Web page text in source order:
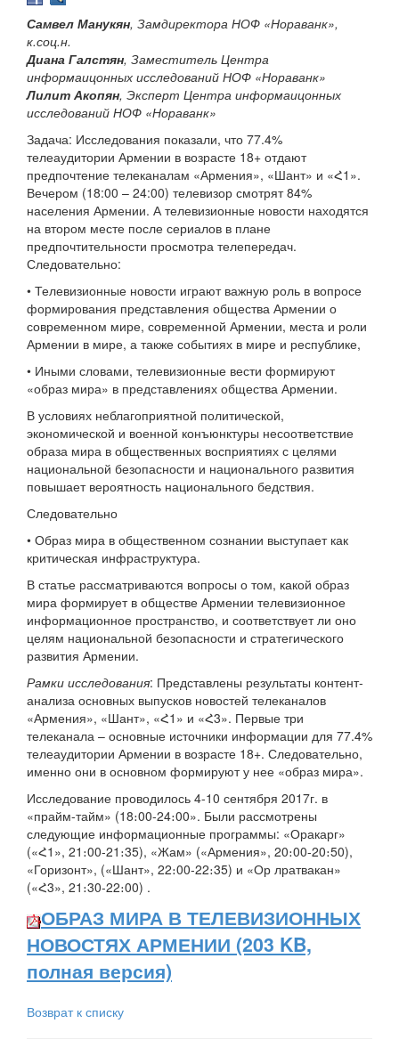
Самвел Манукян, Замдиректора НОФ «Нораванк»,
к.соц.н.
Диана Галстян, Заместитель Центра
информаицонных исследований НОФ «Нораванк»
Лилит Акопян, Эксперт Центра информаицонных
исследований НОФ «Нораванк»
Задача: Исследования показали, что 77.4%
телеаудитории Армении в возрасте 18+ отдают
предпочтение телеканалам «Армения», «Шант» и «Հ1».
Вечером (18:00 – 24:00) телевизор смотрят 84%
населения Армении. А телевизионные новости находятся
на втором месте после сериалов в плане
предпочтительности просмотра телепередач.
Следовательно:
• Телевизионные новости играют важную роль в вопросе
формирования представления общества Армении о
современном мире, современной Армении, места и роли
Армении в мире, а также событиях в мире и республике,
• Иными словами, телевизионные вести формируют
«образ мира» в представлениях общества Армении.
В условиях неблагоприятной политической,
экономической и военной конъюнктуры несоответствие
образа мира в общественных восприятиях с целями
национальной безопасности и национального развития
повышает вероятность национального бедствия.
Следовательно
• Образ мира в общественном сознании выступает как
критическая инфраструктура.
В статье рассматриваются вопросы о том, какой образ
мира формирует в обществе Армении телевизионное
информационное пространство, и соответствует ли оно
целям национальной безопасности и стратегического
развития Армении.
Рамки исследования: Представлены результаты контент-
анализа основных выпусков новостей телеканалов
«Армения», «Шант», «Հ1» и «Հ3». Первые три
телеканала – основные источники информации для 77.4%
телеаудитории Армении в возрасте 18+. Следовательно,
именно они в основном формируют у нее «образ мира».
Исследование проводилось 4-10 сентября 2017г. в
«прайм-тайм» (18։00-24։00». Были рассмотрены
следующие информационные программы: «Оракарг»
(«Հ1», 21։00-21։35), «Жам» («Армения», 20։00-20։50),
«Горизонт», («Шант», 22։00-22։35) и «Ор лратвакан»
(«Հ3», 21։30-22։00) .
ОБРАЗ МИРА В ТЕЛЕВИЗИОННЫХ
НОВОСТЯХ АРМЕНИИ (203 KB,
полная версия)
Возврат к списку